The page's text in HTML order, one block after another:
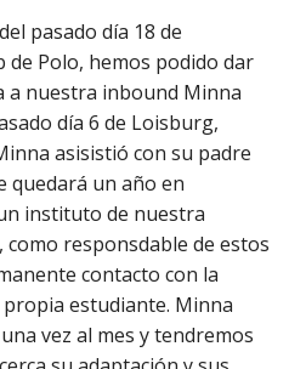
pasado día 18 de
de Polo, hemos podido dar
a nuestra inbound Minna
día 6 de Loisburg,
asisistió con su padre
quedará un año en
instituto de nuestra
como responsdable de estos
contacto con la
estudiante. Minna
vez al mes y tendremos